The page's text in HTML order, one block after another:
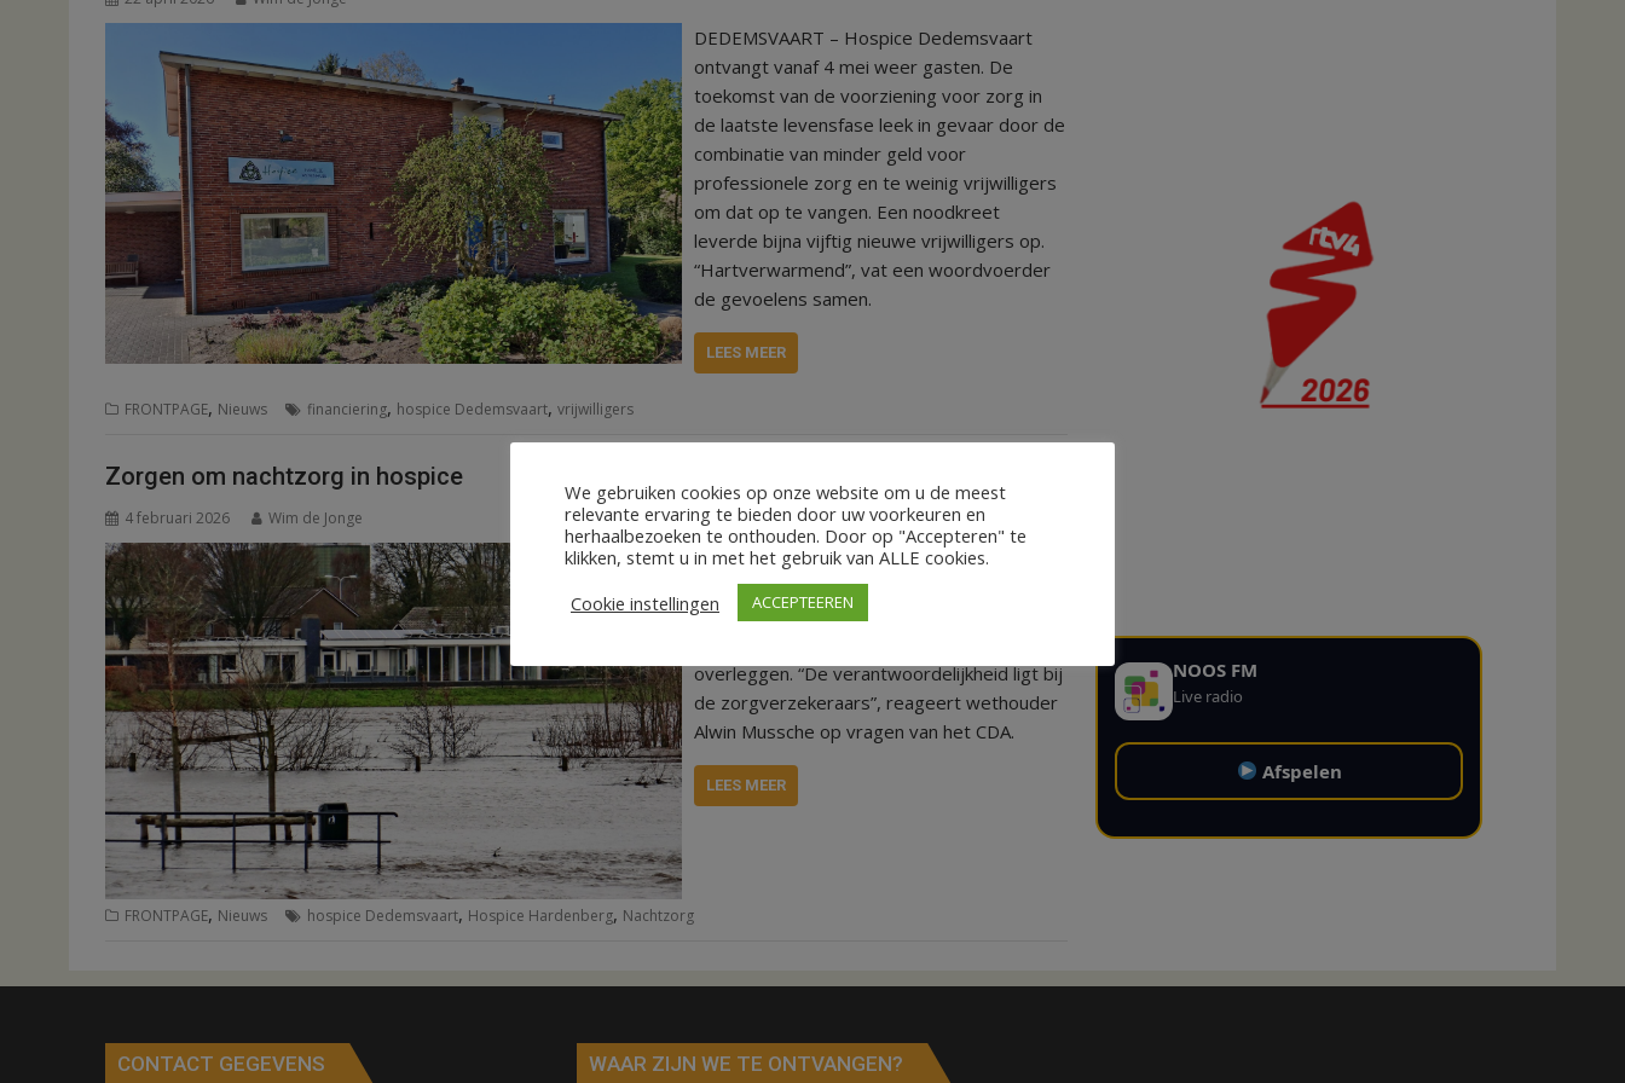
DEDEMSVAART – Hospice Dedemsvaart
ontvangt vanaf 4 mei weer gasten. De
toekomst van de voorziening voor zorg in
de laatste levensfase leek in gevaar door de
combinatie van minder geld voor
professionele zorg en te weinig vrijwilligers
om dat op te vangen. Een noodkreet
leverde bijna vijftig nieuwe vrijwilligers op.
“Hartverwarmend”, vat een woordvoerder
de gevoelens samen.
LEES MEER
FRONTPAGE, Nieuws financiering, hospice Dedemsvaart, vrijwilligers
Zorgen om nachtzorg in hospice
4 februari 2026 Wim de Jonge
HARDENBERG/DEDEMSVAART – De
gemeente Hardenberg wil geen geld
uittrekken voor nachtzorg in de hospices van
overleggen. “De verantwoordelijkheid ligt bij
de zorgverzekeraars”, reageert wethouder
Alwin Mussche op vragen van het CDA.
LEES MEER
FRONTPAGE, Nieuws hospice Dedemsvaart, Hospice Hardenberg, Nachtzorg
NOOS FM
Live radio
Afspelen
CONTACT GEGEVENS WAAR ZIJN WE TE ONTVANGEN?
We gebruiken cookies op onze website om u de meest
relevante ervaring te bieden door uw voorkeuren en
herhaalbezoeken te onthouden. Door op "Accepteren" te
klikken, stemt u in met het gebruik van ALLE cookies.
Cookie instellingen
ACCEPTEEREN